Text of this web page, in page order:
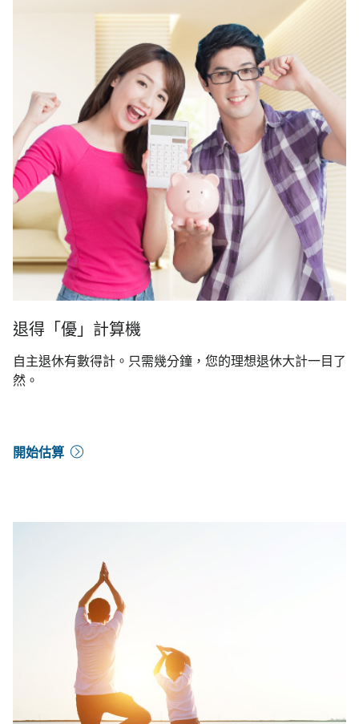
退得「優」計算機
自主退休有數得計。只需幾分鐘，您的理想退休大計一目了
然。
開始估算